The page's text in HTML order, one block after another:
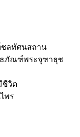
ลทัศนสถาน
ภัณฑ์พระจุฑาธุช
วิต
พร